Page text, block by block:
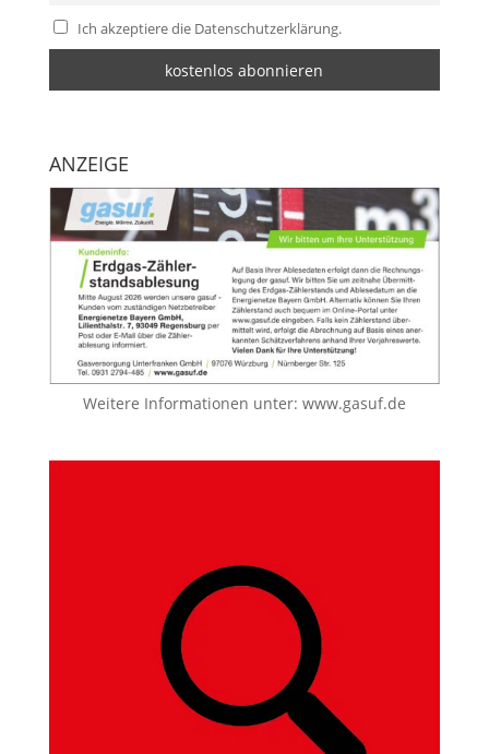
Ich akzeptiere die Datenschutzerklärung.
ANZEIGE
Weitere Informationen unter: www.gasuf.de